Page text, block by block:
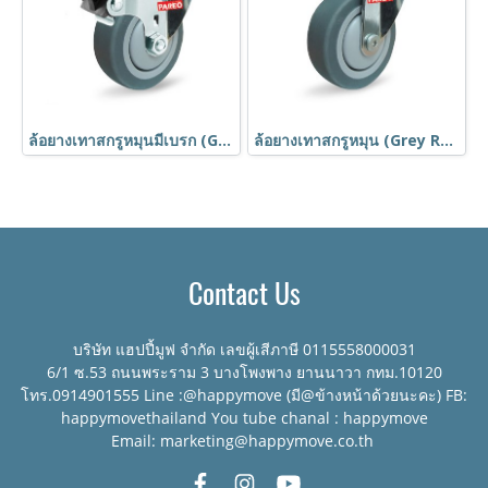
ล้อยางเทาสกรูหมุนมีเบรก (Grey Rubber Caster) รุ่น MOVER ยี่ห้อ PAREO ล้อยางเทาสกรูหมุน (Grey Rubber Caster) รุ่น MOVER ยี่ห้อ PAREO
Contact Us
บริษัท แฮปปี้มูฟ จำกัด เลขผู้เสีภาษี 0115558000031
6/1 ซ.53 ถนนพระราม 3 บางโพงพาง ยานนาวา กทม.10120
โทร.0914901555 Line :@happymove (มี@ข้างหน้าด้วยนะคะ) FB:
happymovethailand You tube chanal : happymove
Email: marketing@happymove.co.th